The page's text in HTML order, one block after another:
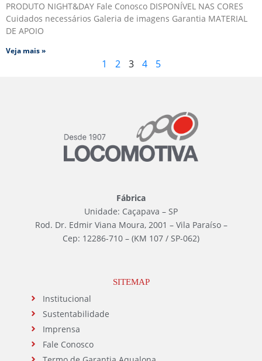
PRODUTO NIGHT&DAY Fale Conosco DISPONÍVEL NAS CORES
Cuidados necessários Galeria de imagens Garantia MATERIAL
DE APOIO
Veja mais »
1 2 3 4 5
Fábrica
Unidade: Caçapava – SP
Rod. Dr. Edmir Viana Moura, 2001 – Vila Paraíso –
Cep: 12286-710 – (KM 107 / SP-062)
SITEMAP
Institucional
Sustentabilidade
Imprensa
Fale Conosco